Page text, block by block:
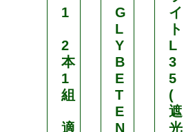
1
2
本
1
組
適
G
L
Y
B
E
T
E
N
イ
ト
L
3
5
(
遮
光